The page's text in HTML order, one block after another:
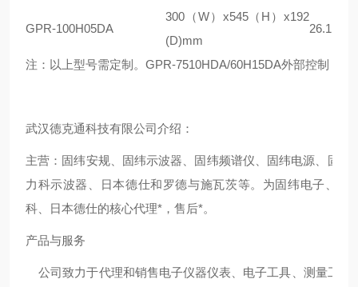
GPR-100H05DA
300（W）x545（H）x192
(D)mm
26.1kg
注：以上型号需定制。GPR-7510HDA/60H15DA外部控制（
武汉德克通科技有限公司介绍：
主营：固纬安规、固纬示波器、固纬频谱仪、固纬电源、固纬
力科示波器、日本德仕和罗德与施瓦茨等。为固纬电子、力
科、日本德仕的核心代理*，售后*。
产品与服务
公司致力于代理和销售电子仪器仪表、电子工具、测量工具